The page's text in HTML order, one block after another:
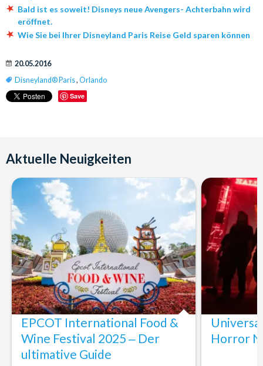
Bald ist es soweit! Disneys neue Avengers- Achterbahn wird
eröffnet.
Wie Sie bei Ihrer Disneyland Paris Reise Geld sparen können
20.05.2016
Disneyland® Paris, Orlando
Save
Aktuelle Neuigkeiten
EPCOT International Food &
Wine Festival 2025 ‒ Der
ultimative Guide
Horror